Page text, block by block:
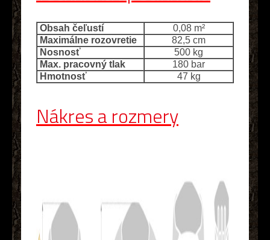
Obsah čeľustí
0,08 m²
Maximálne rozovretie
82,5 cm
Nosnosť
500 kg
Max. pracovný tlak
180 bar
Hmotnosť
47 kg
Nákres a rozmery